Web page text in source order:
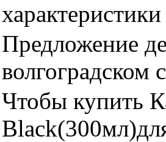
Предложение
волгоградском
Чтобы купить